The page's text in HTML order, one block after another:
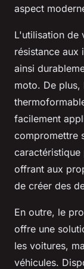
aspect
L'utilisation de
résistance aux
ainsi
moto. De
facilement
compromettre
caractéristique
offrant aux
de créer des
En outre, le
offre une
les voitures,
véhicules.